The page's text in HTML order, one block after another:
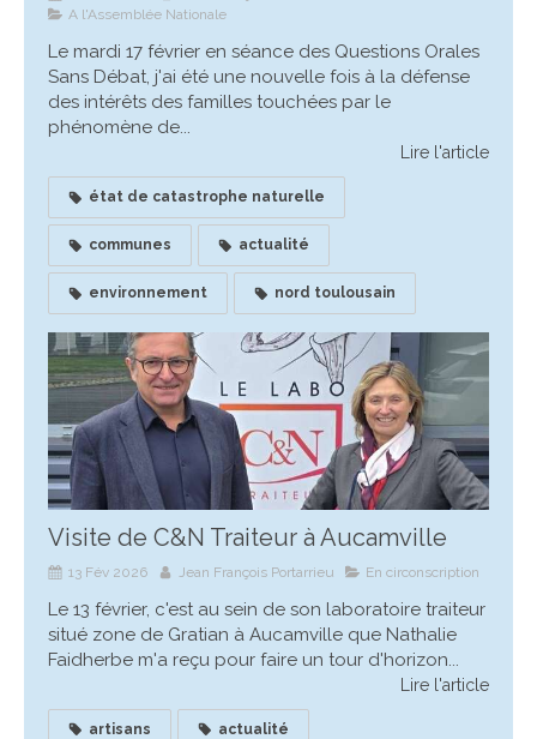
A l'Assemblée Nationale
Le mardi 17 février en séance des Questions Orales
Sans Débat, j'ai été une nouvelle fois à la défense
des intérêts des familles touchées par le
phénomène de...
Lire l'article
état de catastrophe naturelle
communes actualité
environnement nord toulousain
Visite de C&N Traiteur à Aucamville
13 Fév 2026 Jean François Portarrieu En circonscription
Le 13 février, c'est au sein de son laboratoire traiteur
situé zone de Gratian à Aucamville que Nathalie
Faidherbe m'a reçu pour faire un tour d'horizon...
Lire l'article
artisans actualité